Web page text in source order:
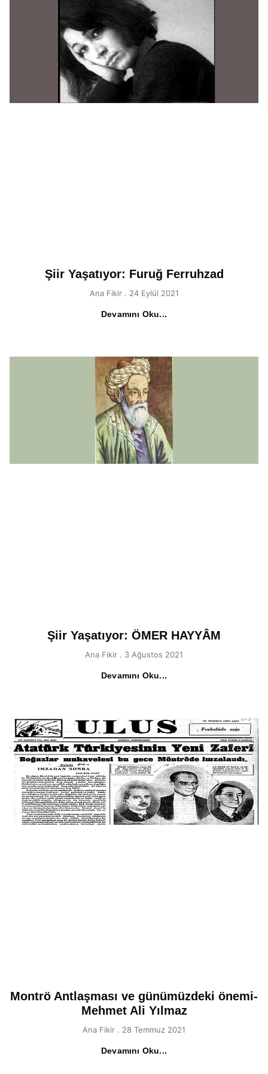
Şiir Yaşatıyor: Furuğ Ferruhzad
Ana Fikir 24 Eylül 2021
Devamını Oku...
Şiir Yaşatıyor: ÖMER HAYYÂM
Ana Fikir 3 Ağustos 2021
Devamını Oku...
Montrö Antlaşması ve günümüzdeki önemi-
Mehmet Ali Yılmaz
Ana Fikir 28 Temmuz 2021
Devamını Oku...